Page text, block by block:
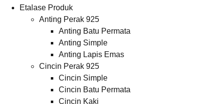
Etalase Produk
Anting Perak 925
Anting Batu Permata
Anting Simple
Anting Lapis Emas
Cincin Perak 925
Cincin Simple
Cincin Batu Permata
Cincin Kaki